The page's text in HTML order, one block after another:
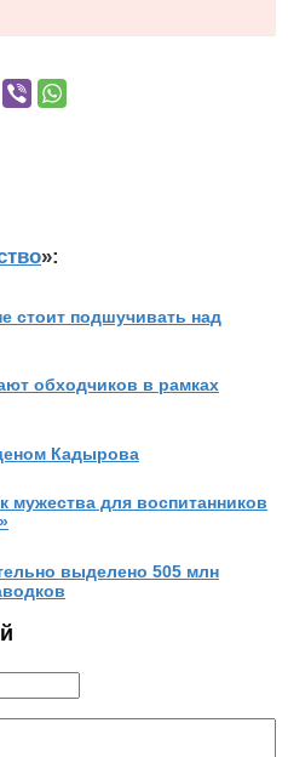
»:
стоит подшучивать над
обходчиков в рамках
Кадырова
мужества для воспитанников
выделено 505 млн